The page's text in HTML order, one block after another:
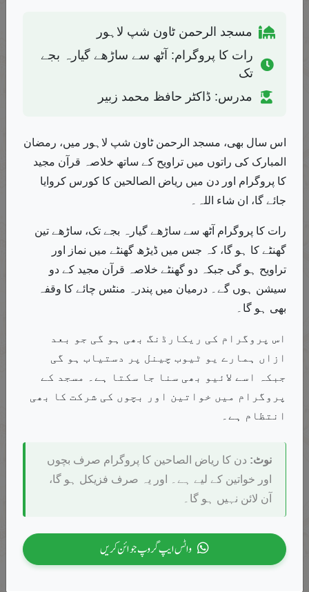
قسط ۲۲،مرفوعات، منصوبات،مجرورات، توابع، آسان عربی گرامر
قسط ۲۴،غیر صحیح افعال، آسان عربی گرامر
24
25
26
قسط ۲۹،ناقص، آسان عربی گرامر
29 قسط ۳۰،لفیف، آسان عربی گرامر
اسلامی فقہ روایت اور جدیدیت
تزکیہ نفس
سے مکالمہ
کیرئیر کاوٴنسلنگ
اسلامی تہذیب و
تمدن
مسجد الرحمن ٹاون شپ لاہور
رات کا پروگرام: آٹھ سے ساڑھے گیارہ بجے
تک
مدرس: ڈاکٹر حافظ محمد زبیر
اس سال بھی، مسجد الرحمن ٹاون شپ لاہور میں، رمضان
المبارک کی راتوں میں تراویح کے ساتھ خلاصہ قرآن مجید
کا پروگرام اور دن میں ریاض الصالحین کا کورس کروایا
جائے گا، ان شاء اللہ۔
رات کا پروگرام آٹھ سے ساڑھے گیارہ بجے تک، ساڑھے تین
گھنٹے کا ہو گا، کہ جس میں ڈیڑھ گھنٹے میں نماز اور
تراویح ہو گی جبکہ دو گھنٹے خلاصہ قرآن مجید کے دو
سیشن ہوں گے۔ درمیان میں پندرہ منٹس چائے کا وقفہ
بھی ہو گا۔
اس پروگرام کی ریکارڈنگ بھی ہو گی جو بعد
ازاں ہمارے یو ٹیوب چینل پر دستیاب ہو گی
جبکہ اسے لائیو بھی سنا جا سکتا ہے۔ مسجد کے
پروگرام میں خواتین اور بچوں کی شرکت کا بھی
انتظام ہے۔
نوٹ: دن کا ریاض الصاحین کا پروگرام صرف بچوں
اور خواتین کے لیے ہے۔ اور یہ صرف فزیکل ہو گا،
آن لائن نہیں ہو گا۔
واٹس ایپ گروپ جوائن کریں